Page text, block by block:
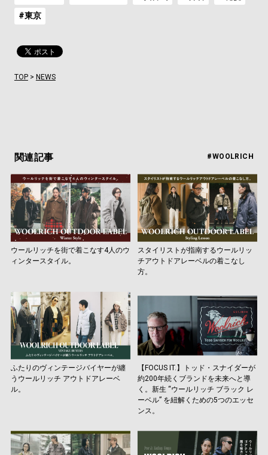
#東京
TOP> NEWS
関連記事 #WOOLRICH
ウールリッチを街で着こなす4人のウ
ィンタースタイル。
スタイリストが指南するウールリッ
チアウトドアレーベルの着こなし
方。
ふたりのヴィンテージバイヤーが纏
うウールリッチ アウトドアレーベ
ル。
【FOCUS IT.】トッド・スナイダーが
約200年続くブランドを未来へと導
く。新生 “ウールリッチ ブラック レ
ーベル” を紐解くための5つのエッセ
ンス。